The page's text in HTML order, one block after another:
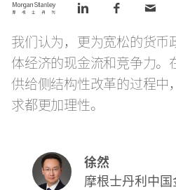
LinkedIn
我们认为，更为宽松的货币
体经济的现金流和竞争力。
供给侧结构性改革的过程中
求都更加理性。
徐然
摩根士丹利中